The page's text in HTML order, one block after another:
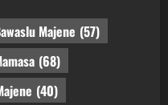
Majene (57)
(68)
(40)